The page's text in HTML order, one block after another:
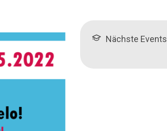
Nächste Events